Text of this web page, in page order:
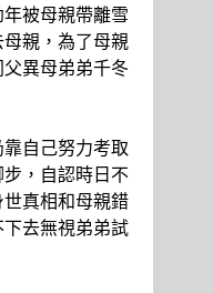
被母親帶離雪
親，為了母親
異母弟弟千冬
自己努力考取
，自認時日不
真相和母親錯
去無視弟弟試